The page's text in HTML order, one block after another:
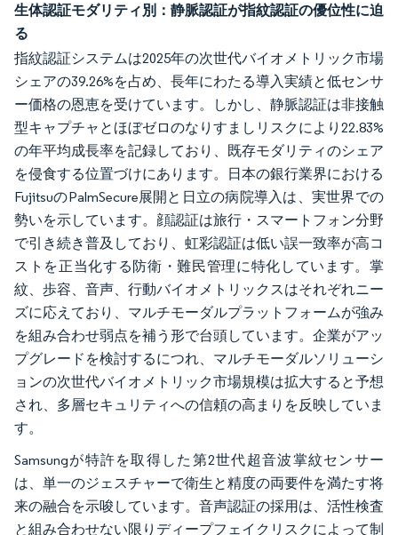
生体認証モダリティ別：静脈認証が指紋認証の優位性に迫
る
指紋認証システムは2025年の次世代バイオメトリック市場
シェアの39.26%を占め、長年にわたる導入実績と低センサ
ー価格の恩恵を受けています。しかし、静脈認証は非接触
型キャプチャとほぼゼロのなりすましリスクにより22.83%
の年平均成長率を記録しており、既存モダリティのシェア
を侵食する位置づけにあります。日本の銀行業界における
FujitsuのPalmSecure展開と日立の病院導入は、実世界での
勢いを示しています。顔認証は旅行・スマートフォン分野
で引き続き普及しており、虹彩認証は低い誤一致率が高コ
ストを正当化する防衛・難民管理に特化しています。掌
紋、歩容、音声、行動バイオメトリックスはそれぞれニー
ズに応えており、マルチモーダルプラットフォームが強み
を組み合わせ弱点を補う形で台頭しています。企業がアッ
プグレードを検討するにつれ、マルチモーダルソリューシ
ョンの次世代バイオメトリック市場規模は拡大すると予想
され、多層セキュリティへの信頼の高まりを反映していま
す。
Samsungが特許を取得した第2世代超音波掌紋センサー
は、単一のジェスチャーで衛生と精度の両要件を満たす将
来の融合を示唆しています。音声認証の採用は、活性検査
と組み合わせない限りディープフェイクリスクによって制